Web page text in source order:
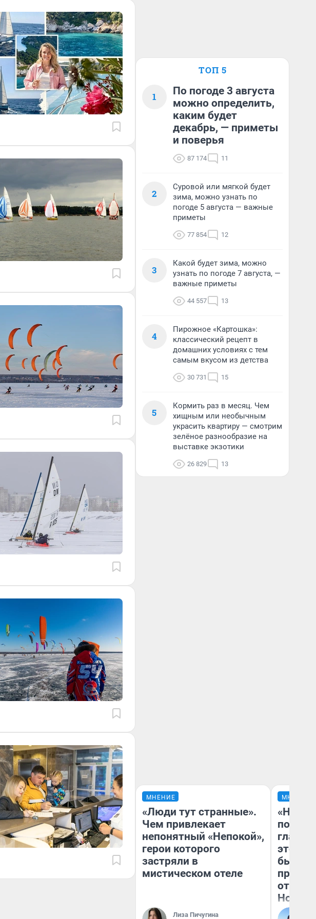
ТОП 5
1
По погоде 3 августа
можно определить,
каким будет
декабрь, — приметы
и поверья
87 174 11
2
Суровой или мягкой будет
зима, можно узнать по
погоде 5 августа — важные
приметы
77 854 12
3
Какой будет зима, можно
узнать по погоде 7 августа, —
важные приметы
44 557 13
4
Пирожное «Картошка»:
классический рецепт в
домашних условиях с тем
самым вкусом из детства
30 731 15
5
Кормить раз в месяц. Чем
хищным или необычным
украсить квартиру — смотрим
зелёное разнообразие на
выставке экзотики
26 829 13
МНЕНИЕ
«Люди тут странные».
Чем привлекает
непонятный «Непокой»,
герои которого
застряли в
мистическом отеле
Лиза Пичугина
МНЕНИЕ
этого
бьет
отзыв
Нолана